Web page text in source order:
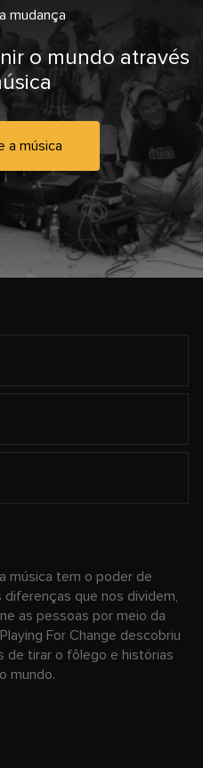
mudança
o mundo através
a música
música tem o poder de
diferenças que nos dividem,
as pessoas por meio da
For Change descobriu
de tirar o fôlego e histórias
mundo.